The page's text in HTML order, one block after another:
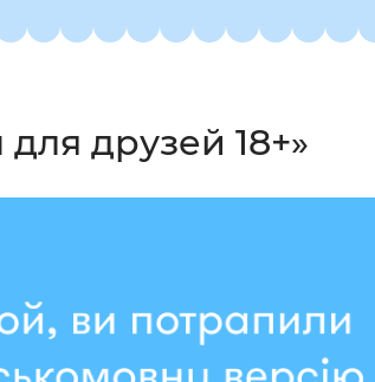
друзей 18+»